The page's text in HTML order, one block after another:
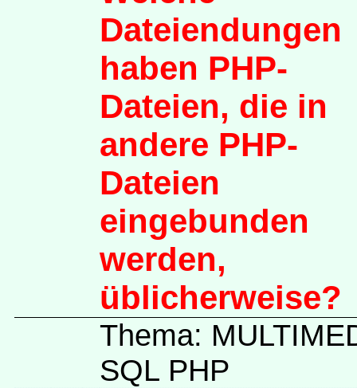
Dateiendungen
haben PHP-
Dateien, die in
andere PHP-
Dateien
eingebunden
werden,
üblicherweise?
Thema:
SQL PHP